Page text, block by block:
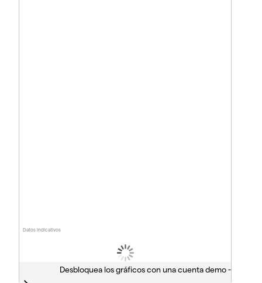
Datos indicativos
Desbloquea los gráficos con una cuenta demo -